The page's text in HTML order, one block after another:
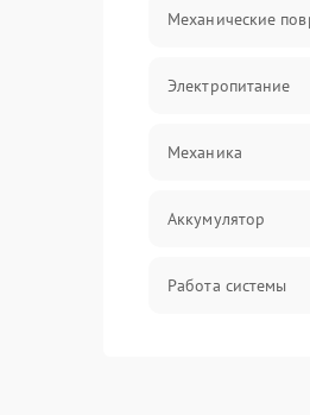
Механические
Электропитание
Механика
Аккумулятор
Работа системы